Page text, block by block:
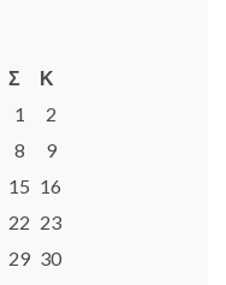
Σ
Κ
1
2
8
9
15 16
22 23
29 30